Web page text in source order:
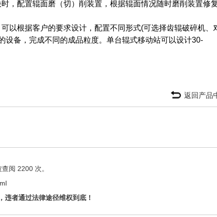
配置辊面磨（切）削装置，根据辊面情况随时磨削装置修
根据客户的要求设计，配置不同形式(可选择齿辊破碎机、
设备，完成不同的成品粒度。单台辊式移动站可以设计30-
返回产品
阅 2200 次。
违者通过法律途径维权到底！